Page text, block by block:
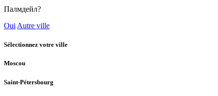
Палмдейл?
Oui Autre ville
Sélectionnez votre ville
Moscou
Saint-Pétersbourg